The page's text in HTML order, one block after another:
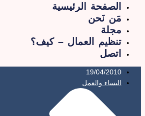
الصفحة الرئيسية
مَن نَحن
مجلة
تنظيم العمال – كيف؟
اتصل
19/04/2010
النساء والعمل